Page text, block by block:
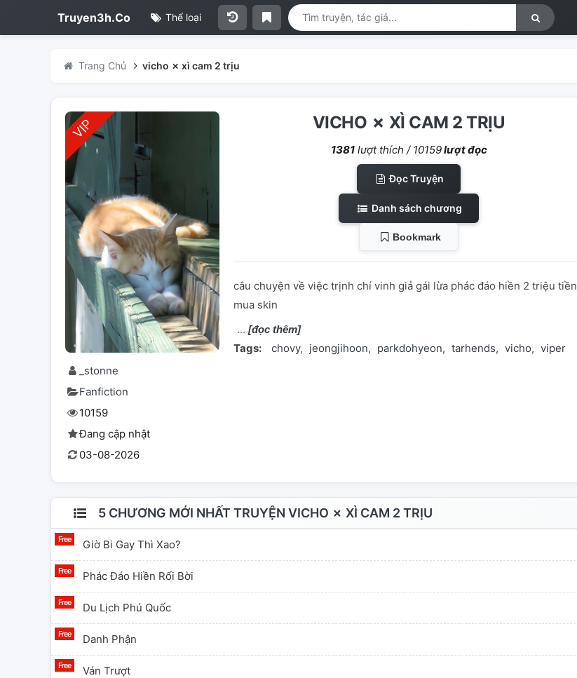
Truyen3h.Co Thể loại
Trang Chủ vicho ✗ xì cam 2 trịu
_stonne
Fanfiction
10159
Đang cập nhật
03-08-2026
VICHO ✗ XÌ CAM 2 TRỊU
1381lượt thích / 10159lượt đọc
Đọc Truyện
Danh sách chương
Bookmark
câu chuyện về việc trịnh chí vinh giả gái lừa phác đáo hiền 2 triệu tiền
mua skin
[đọc thêm]
Tags: chovy jeongjihoon parkdohyeon tarhends vicho viper
5 CHƯƠNG MỚI NHẤT TRUYỆN VICHO ✗ XÌ CAM 2 TRỊU
Giờ Bi Gay Thì Xao?
Phác Đáo Hiền Rối Bời
Du Lịch Phú Quốc
Danh Phận
Ván Trượt